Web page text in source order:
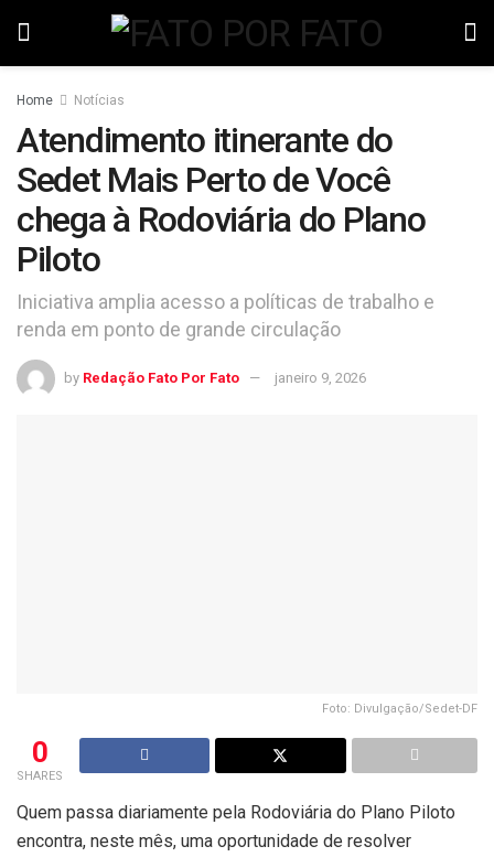
Home Notícias
Atendimento itinerante do
Sedet Mais Perto de Você
chega à Rodoviária do Plano
Piloto
Iniciativa amplia acesso a políticas de trabalho e
renda em ponto de grande circulação
by Redação Fato Por Fato janeiro 9, 2026
Foto: Divulgação/Sedet-DF
0
SHARES
Quem passa diariamente pela Rodoviária do Plano Piloto
encontra, neste mês, uma oportunidade de resolver